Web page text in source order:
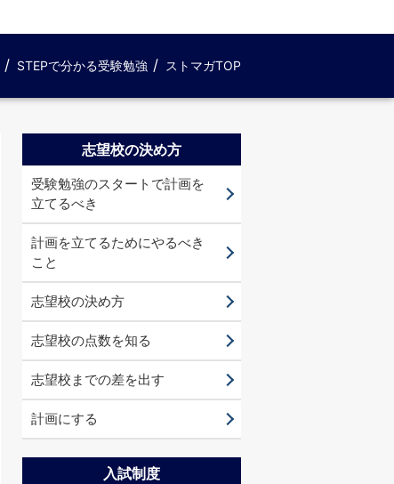
STEPで分かる受験勉強 ストマガTOP
志望校の決め方
受験勉強のスタートで計画を
立てるべき
計画を立てるためにやるべき
こと
志望校の決め方
志望校の点数を知る
志望校までの差を出す
計画にする
入試制度